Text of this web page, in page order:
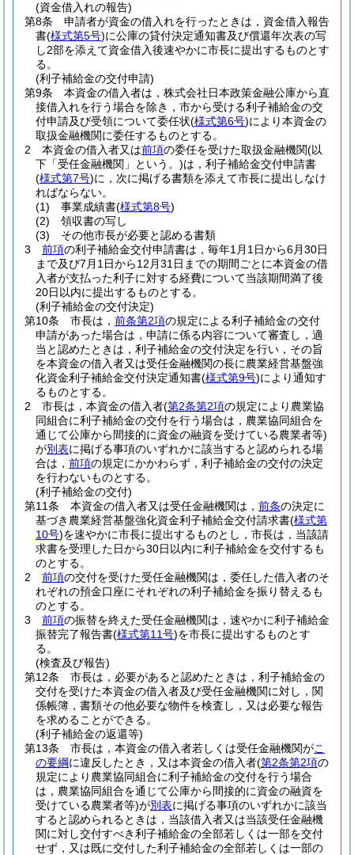
(資金借入れの報告)
第8条
申請者が資金の借入れを行ったときは，資金借入報告
書(様式第5号)に公庫の貸付決定通知書及び償還年次表の写
し2部を添えて資金借入後速やかに市長に提出するものとす
る。
(利子補給金の交付申請)
第9条
本資金の借入者は，株式会社日本政策金融公庫から直
接借入れを行う場合を除き，市から受ける利子補給金の交
付申請及び受領について委任状(様式第6号)により本資金の
取扱金融機関に委任するものとする。
2
本資金の借入者又は前項の委任を受けた取扱金融機関(以
下「受任金融機関」という。)は，利子補給金交付申請書
(様式第7号)に，次に掲げる書類を添えて市長に提出しなけ
ればならない。
(1)
事業成績書(様式第8号)
(2)
領収書の写し
(3)
その他市長が必要と認める書類
3
前項の利子補給金交付申請書は，毎年1月1日から6月30日
まで及び7月1日から12月31日までの期間ごとに本資金の借
入者が支払った利子に対する経費について当該期間満了後
20日以内に提出するものとする。
(利子補給金の交付決定)
第10条
市長は， 前条第2項の規定による利子補給金の交付
申請があった場合は，申請に係る内容について審査し，適
当と認めたときは，利子補給金の交付決定を行い，その旨
を本資金の借入者又は受任金融機関の長に農業経営基盤強
化資金利子補給金交付決定通知書(様式第9号)により通知す
るものとする。
2
市長は，本資金の借入者(第2条第2項の規定により農業協
同組合に利子補給金の交付を行う場合は，農業協同組合を
通じて公庫から間接的に資金の融資を受けている農業者等)
が別表に掲げる事項のいずれかに該当すると認められる場
合は， 前項の規定にかかわらず，利子補給金の交付の決定
を行わないものとする。
(利子補給金の交付)
第11条
本資金の借入者又は受任金融機関は， 前条の決定に
基づき農業経営基盤強化資金利子補給金交付請求書(様式第
10号)を速やかに市長に提出するものとし，市長は，当該請
求書を受理した日から30日以内に利子補給金を交付するも
のとする。
2
前項の交付を受けた受任金融機関は，委任した借入者のそ
れぞれの預金口座にそれぞれの利子補給金を振り替えるも
のとする。
3
前項の振替を終えた受任金融機関は，速やかに利子補給金
振替完了報告書(様式第11号)を市長に提出するものとす
る。
(検査及び報告)
第12条
市長は，必要があると認めたときは，利子補給金の
交付を受けた本資金の借入者及び受任金融機関に対し，関
係帳簿，書類その他必要な物件を検査し，又は必要な報告
を求めることができる。
(利子補給金の返還等)
第13条
市長は，本資金の借入者若しくは受任金融機関がこ
の要綱に違反したとき，又は本資金の借入者(第2条第2項の
規定により農業協同組合に利子補給金の交付を行う場合
は，農業協同組合を通じて公庫から間接的に資金の融資を
受けている農業者等)が別表に掲げる事項のいずれかに該当
すると認められるときは，当該借入者又は当該受任金融機
関に対し交付すべき利子補給金の全部若しくは一部を交付
せず，又は既に交付した利子補給金の全部若しくは一部の